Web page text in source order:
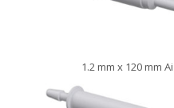
1.2 mm x 120 mm